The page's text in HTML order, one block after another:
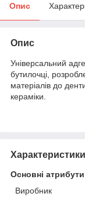
Опис
Опис
Універсальний
бутилочці,
матеріалів до
кераміки.
Характеристики
Основні атрибути
Виробник